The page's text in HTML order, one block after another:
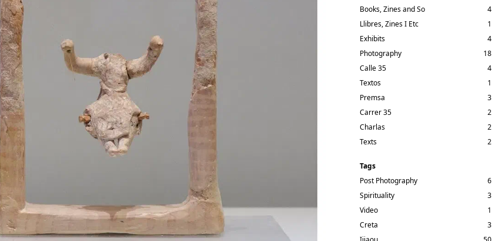
Books, Zines and So
4
Llibres, Zines I Etc
1
Exhibits
4
Photography
18
Calle 35
4
Textos
1
Premsa
3
Carrer 35
2
Charlas
2
Texts
2
Tags
Post Photography
6
Spirituality
3
Video
1
Creta
3